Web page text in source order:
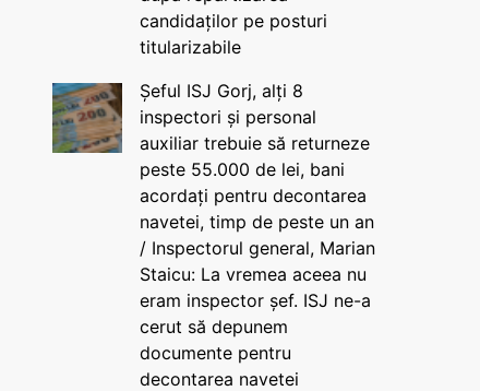
candidaților pe posturi
titularizabile
Șeful ISJ Gorj, alți 8
inspectori și personal
auxiliar trebuie să returneze
peste 55.000 de lei, bani
acordați pentru decontarea
navetei, timp de peste un an
/ Inspectorul general, Marian
Staicu: La vremea aceea nu
eram inspector șef. ISJ ne-a
cerut să depunem
documente pentru
decontarea navetei